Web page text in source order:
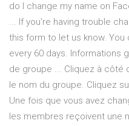
do I change my name on
... If you're having trouble
this form to let us know. You
every 60 days. Informations
de groupe ... Cliquez à côté
le nom du groupe. Cliquez
Une fois que vous avez
les membres reçoivent une